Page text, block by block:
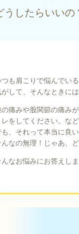
うしたらいいの
つも肩こりで悩んでい
がして、そんなときに
の痛みや股関節の痛み
レをしてください。な
も、それって本当に良
んなの無理！じゃあ、
んなお悩みにお答えしま